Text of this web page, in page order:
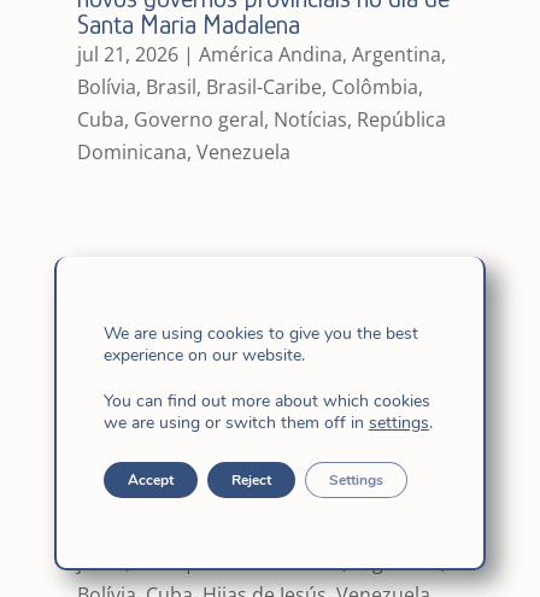
Santa Maria Madalena
jul 21, 2026| América Andina, Argentina,
Bolívia, Brasil, Brasil-Caribe, Colômbia,
Cuba, Governo geral, Notícias, República
Dominicana, Venezuela
jul 21, 2026|Brasil,Brasil-Caribe,
República Dominicana
Governo Provincial da América Andina
jul 21, 2026|América Andina,Argentina,
We are using cookies to give you the best
experience on our website.
You can find out more about which cookies
we are using or switch them off in settings.
Accept Reject Settings